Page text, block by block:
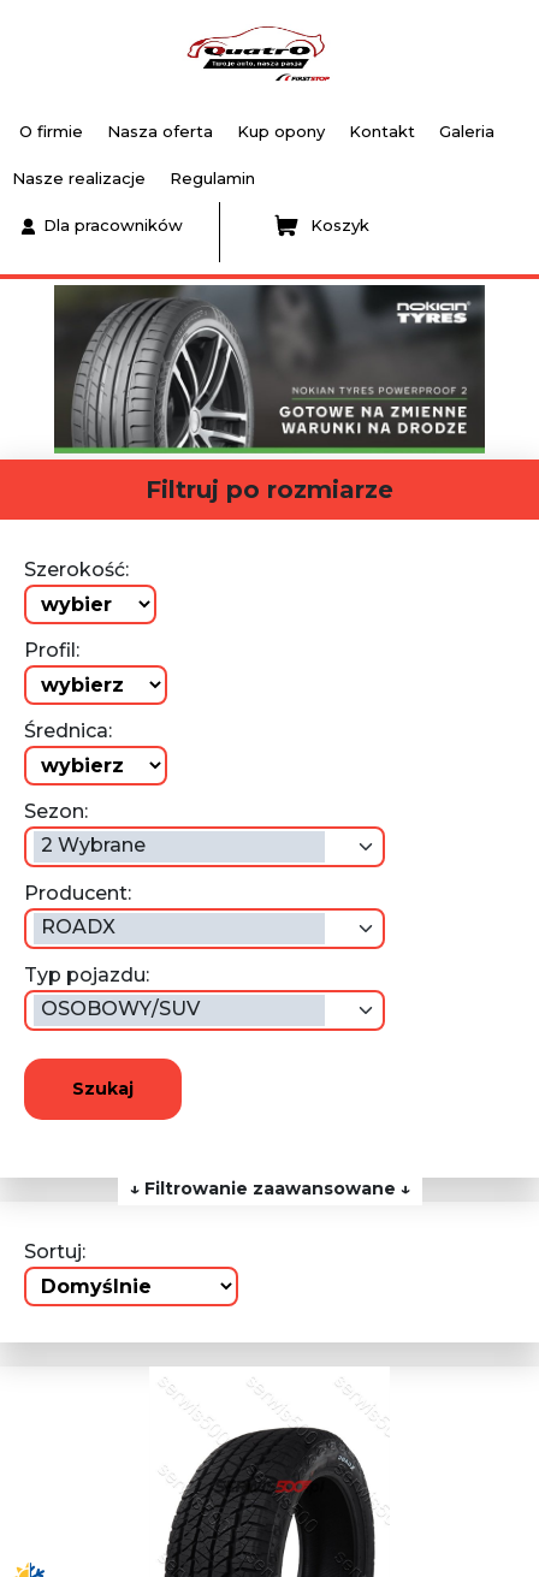
O firmie Nasza oferta Kup opony Kontakt Galeria
Nasze realizacje Regulamin
Dla pracowników Koszyk
Filtruj po rozmiarze
Szerokość:
Profil:
Średnica:
Sezon:
2 Wybrane
Producent:
ROADX
Typ pojazdu:
OSOBOWY/SUV
Szukaj
↓ Filtrowanie zaawansowane ↓
Sortuj: